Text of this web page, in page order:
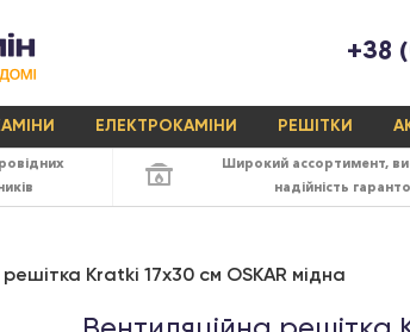
+38
ЕЛЕКТРОКАМІНИ РЕШІТКИ
Широкий ассортимент,
надійність
Kratki 17x30 см OSKAR мідна